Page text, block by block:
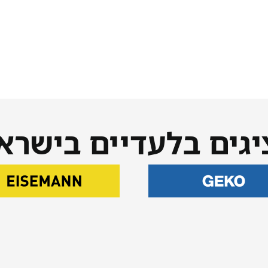
בלעדיים